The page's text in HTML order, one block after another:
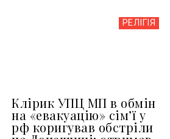
РЕЛІГІЯ
Клірик УПЦ МП в обмін
на «евакуацію» сімʼї у
рф коригував обстріли